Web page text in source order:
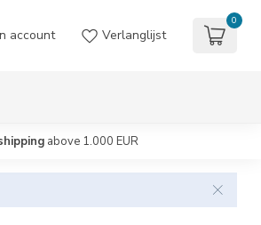
account Verlanglijst
0
above 1.000 EUR